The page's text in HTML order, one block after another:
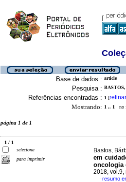
Base de dados : article
Pesquisa :
Referências encontradas : 1 [refinar
Mostrando: 1 .. 1 no
página 1 de 1
1 / 1
seleciona
para imprimir
Bastos,
em
oncologia
2018, vol.9,
· resumo